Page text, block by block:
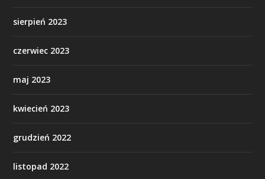
sierpień 2023
czerwiec 2023
maj 2023
kwiecień 2023
grudzień 2022
listopad 2022